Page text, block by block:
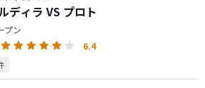
ディラ VS プロト
プン
6.4